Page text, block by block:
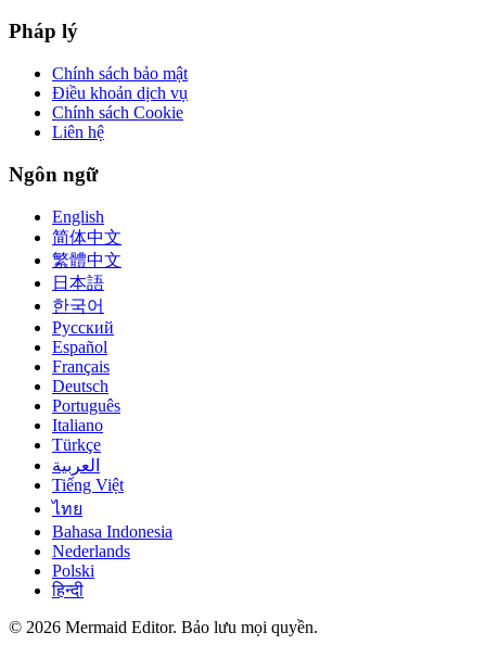
Pháp lý
Chính sách bảo mật
Điều khoản dịch vụ
Chính sách Cookie
Liên hệ
Ngôn ngữ
English
简体中文
繁體中文
日本語
한국어
Русский
Español
Français
Deutsch
Português
Italiano
Türkçe
العربية
Tiếng Việt
ไทย
Bahasa Indonesia
Nederlands
Polski
हिन्दी
© 2026 Mermaid Editor. Bảo lưu mọi quyền.